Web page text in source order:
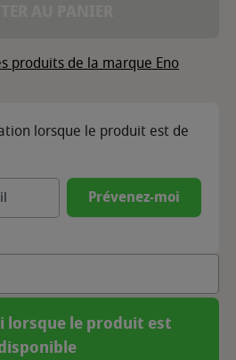
produits de la marque Eno
lorsque le produit est de
Prévenez-moi
lorsque le produit est